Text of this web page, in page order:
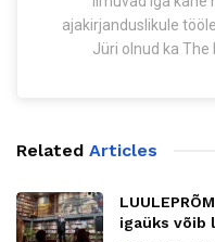
ajakirjanduslikule
Jüri olnud ka The
Related Articles
igaüks võib